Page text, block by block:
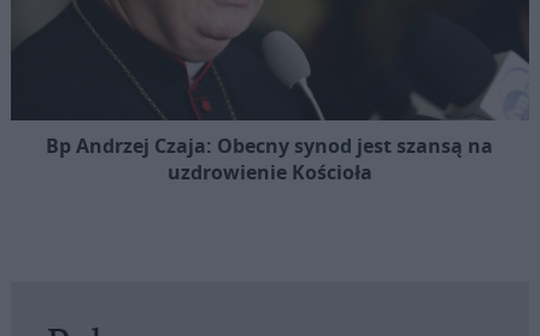
Bp Andrzej Czaja: Obecny synod jest szansą na
uzdrowienie Kościoła